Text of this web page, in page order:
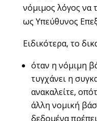
νόμιμος λόγος να
ως Υπεύθυνος
Ειδικότερα, το
όταν η νόμιμη
τυγχάνει η
ανακαλείτε,
άλλη νομική
δεδομένα